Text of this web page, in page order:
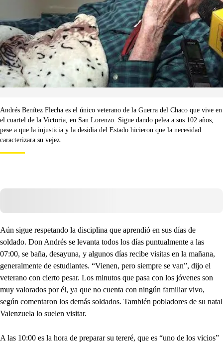
Andrés Benítez Flecha es el único veterano de la Guerra del Chaco que vive en
el cuartel de la Victoria, en San Lorenzo. Sigue dando pelea a sus 102 años,
pese a que la injusticia y la desidia del Estado hicieron que la necesidad
caracterizara su vejez.
Aún sigue respetando la disciplina que aprendió en sus días de
soldado. Don Andrés se levanta todos los días puntualmente a las
07:00, se baña, desayuna, y algunos días recibe visitas en la mañana,
generalmente de estudiantes. “Vienen, pero siempre se van”, dijo el
veterano con cierto pesar. Los minutos que pasa con los jóvenes son
muy valorados por él, ya que no cuenta con ningún familiar vivo,
según comentaron los demás soldados. También pobladores de su natal
Valenzuela lo suelen visitar.
A las 10:00 es la hora de preparar su tereré, que es “uno de los vicios”